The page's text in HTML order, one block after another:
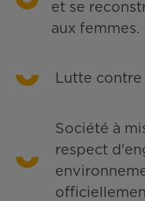
et se
aux femmes.
Lutte
Société à
respect